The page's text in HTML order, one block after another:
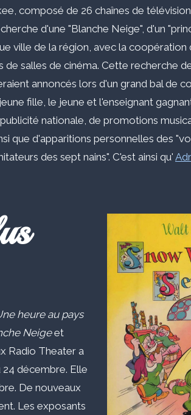
composé de 26 chaînes de
d'une "Blanche Neige", d'un
ville de la région, avec la coopération
de salles de cinéma. Cette recherche
annoncés lors d'un grand bal de
fille, le jeune et l'enseignant
nationale, de promotions
que d'apparitions personnelles des
des sept nains". C'est ainsi qu'
heure au pays
Neigeet
Radio Theater a
24 décembre. Elle
De nouveaux
Les exposants